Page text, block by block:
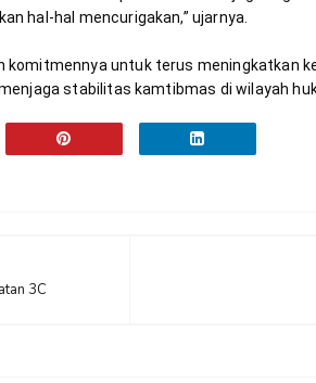
komitmennya untuk terus meningkatkan
stabilitas kamtibmas di wilayah
3C